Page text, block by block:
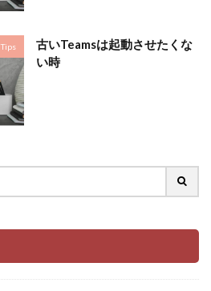
Tips
古いTeamsは起動させたくな
い時